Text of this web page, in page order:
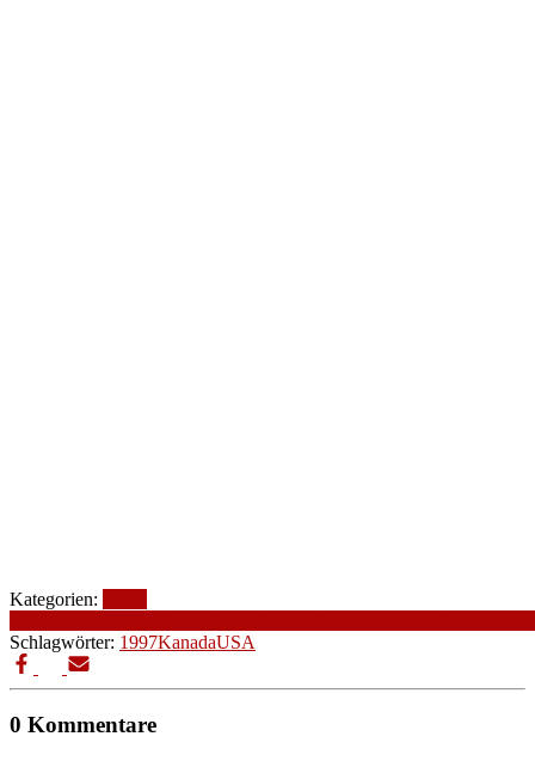
Kategorien:
Schlagwörter: 1997KanadaUSA
0 Kommentare